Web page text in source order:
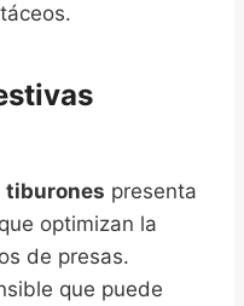
tiburones presenta
optimizan la
de presas.
que puede